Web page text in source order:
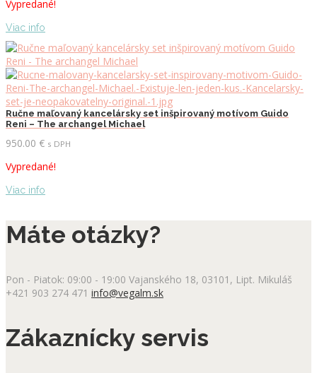
Vypredané!
Viac info
Ručne maľovaný kancelársky set inšpirovaný motívom Guido
Reni – The archangel Michael
950.00 € s DPH
Vypredané!
Viac info
Máte otázky?
Pon - Piatok: 09:00 - 19:00 Vajanského 18, 03101, Lipt. Mikuláš
+421 903 274 471 info@vegalm.sk
Zákaznícky servis